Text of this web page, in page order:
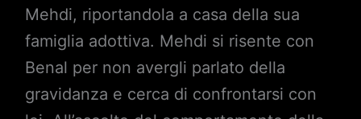
Mehdi, riportandola a casa della sua
famiglia adottiva. Mehdi si risente con
Benal per non avergli parlato della
gravidanza e cerca di confrontarsi con